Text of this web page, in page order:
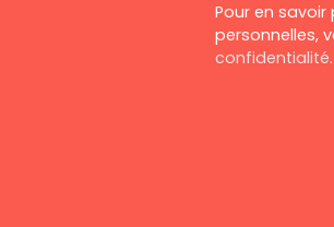
Pour en
personnelles,
confidentialité.